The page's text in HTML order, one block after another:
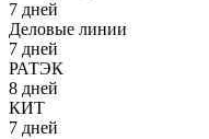
7 дней
Деловые линии
7 дней
РАТЭК
8 дней
КИТ
7 дней